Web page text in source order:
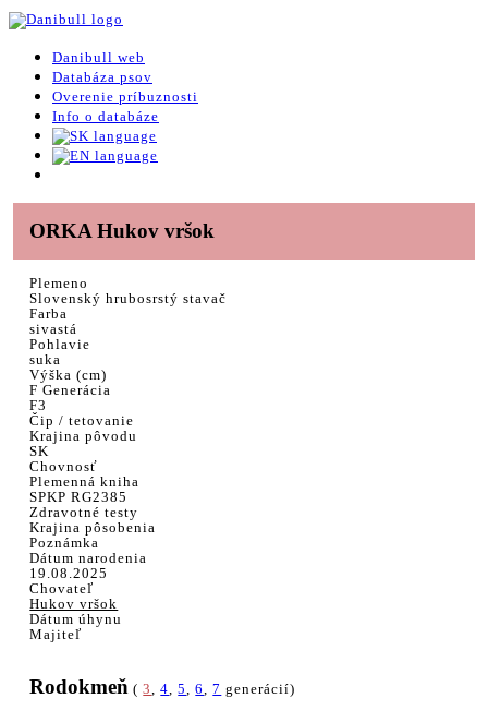
Danibull web
Databáza psov
Overenie príbuznosti
Info o databáze
ORKA Hukov vršok
Plemeno
Slovenský hrubosrstý stavač
Farba
sivastá
Pohlavie
suka
Výška (cm)
F Generácia
F3
Čip / tetovanie
Krajina pôvodu
SK
Chovnosť
Plemenná kniha
SPKP RG2385
Zdravotné testy
Krajina pôsobenia
Poznámka
Dátum narodenia
19.08.2025
Chovateľ
Hukov vršok
Dátum úhynu
Majiteľ
Rodokmeň (3,4,5,6,7 generácií)